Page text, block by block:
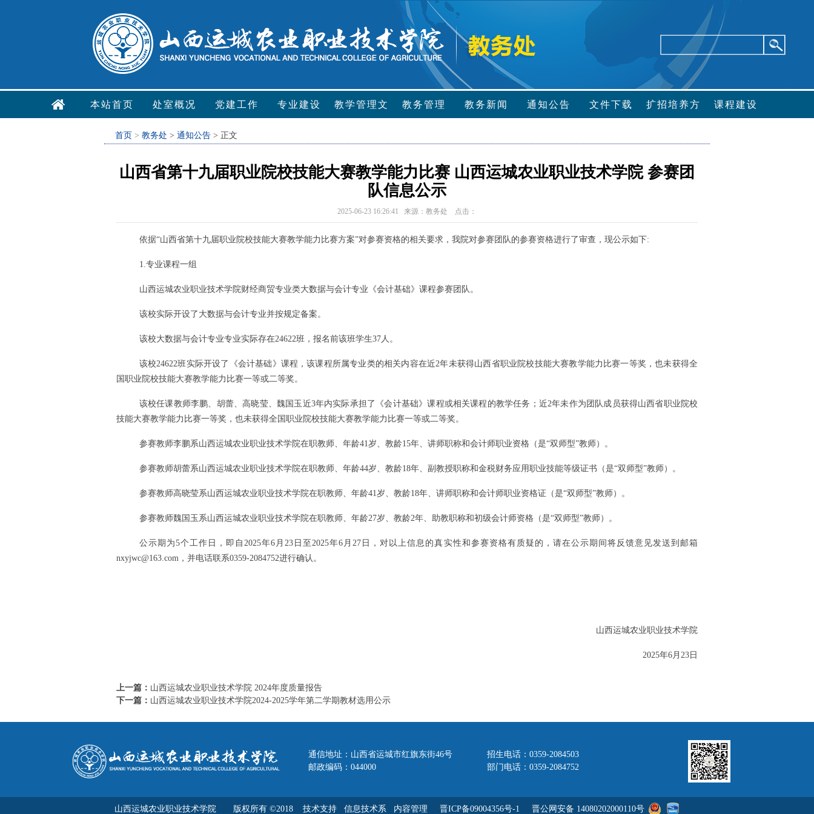
本站首页 处室概况 党建工作 专业建设 教学管理文 教务管理 教务新闻 通知公告 文件下载 扩招培养方 课程建设
首页 > 教务处 > 通知公告 > 正文
山西省第十九届职业院校技能大赛教学能力比赛 山西运城农业职业技术学院 参赛团
队信息公示
2025-06-23 16:26:41 来源：教务处 点击：
依据“山西省第十九届职业院校技能大赛教学能力比赛方案”对参赛资格的相关要求， 我院对参赛团队的参赛资格进行了审查，现公示如下:
1.专业课程一组
山西运城农业职业技术学院财经商贸专业类大数据与会计专业 《会计基础》 课程参赛团队。
该校实际开设了 大数据与会计专业并按规定备案。
该校大数据与会计专业专业实际存在24622班，报名前该班学生37人。
该校24622班实际开设了 《会计基础》 课程，该课程所属专业类的相关内容在近2年未获得山西省职业院校技能大赛教学能力比赛一等奖，也未获得全
国职业院校技能大赛教学能力比赛一等或二等奖。
该校任课教师李鹏、 胡蕾、 高晓莹、 魏国玉 近3年内实际承担了 《会计基础》课程或相关课程的教学任务；近2年未作为团队成员获得山西省职业院校
技能大赛教学能力比赛一等奖，也未获得全国职业院校技能大赛教学能力比赛一等或二等奖。
参赛教师李鹏系山西运城农业职业技术学院在职教师、年龄41岁、教龄15年、 讲师职称和会计师职业资格（是“双师型”教师）。
参赛教师胡蕾系山西运城农业职业技术学院在职教师、年龄44岁、教龄18年、 副 教授职称和金税财务应用职业技能等级证书（是“双师型”教师） 。
参赛教师高晓莹系山西运城农业职业技术学院在职教师、年龄41岁、教龄18年、 讲师职称和会计师职业资格证（是“双师型”教师） 。
参赛教师魏国玉 系山西运城农业职业技术学院在职教师、年龄27岁、教龄2年、 助教职称和初级会计师资格（是“双师型”教师） 。
公示期为5个工作日，即自2025年6 月23 日至2025年6 月27 日，对以上信息的真实性和参赛资格有质疑的，请在公示期间将反馈意见发送到邮箱
nxyjwc@163.com ，并电话联系0359-2084752进行确认。
山西运城农业职业技术学院
2025年6月 23 日
上一篇： 山西运城农业职业技术学院 2024年度质量报告
下一篇： 山西运城农业职业技术学院2024-2025学年第二学期教材选用公示
通信地址：山西省运城市红旗东街46号
邮政编码：044000
招生电话：0359-2084503
部门电话：0359-2084752
山西运城农业职业技术学院 版权所有 ©2018 技术支持 信息技术系 内容管理 晋ICP备09004356号-1 晋公网安备 14080202000110号